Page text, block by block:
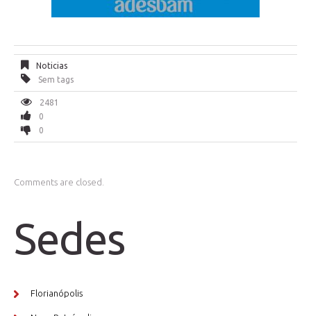
Noticias
Sem tags
2481
0
0
Comments are closed.
Sedes
Florianópolis